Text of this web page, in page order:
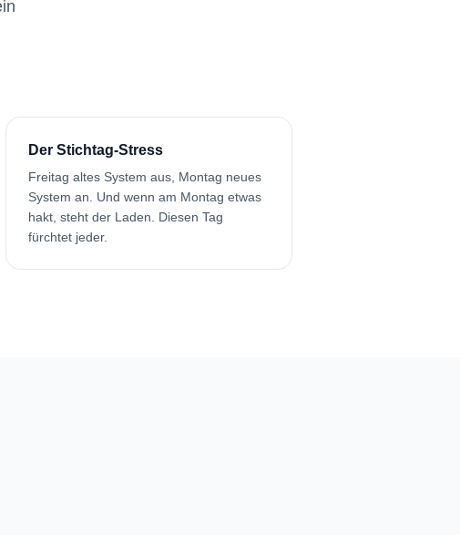
Der Stichtag-Stress
Freitag altes System aus, Montag neues
System an. Und wenn am Montag etwas
hakt, steht der Laden. Diesen Tag
fürchtet jeder.